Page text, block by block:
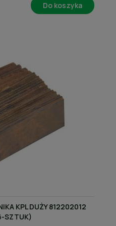
Do koszyka
KPL DUŻY 812202012
SZTUK)